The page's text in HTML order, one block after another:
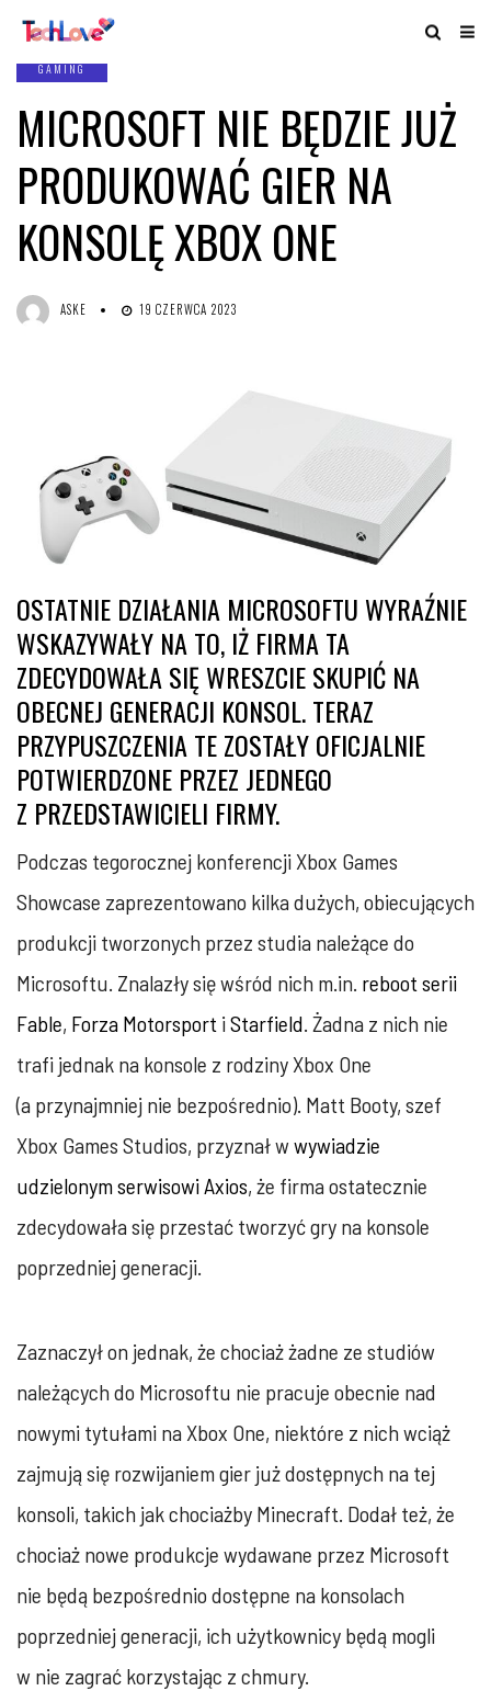
GAMING
MICROSOFT NIE BĘDZIE JUŻ
PRODUKOWAĆ GIER NA
KONSOLĘ XBOX ONE
ASKE 19 CZERWCA 2023
OSTATNIE DZIAŁANIA MICROSOFTU WYRAŹNIE
WSKAZYWAŁY NA TO, IŻ FIRMA TA
ZDECYDOWAŁA SIĘ WRESZCIE SKUPIĆ NA
OBECNEJ GENERACJI KONSOL. TERAZ
PRZYPUSZCZENIA TE ZOSTAŁY OFICJALNIE
POTWIERDZONE PRZEZ JEDNEGO
Z PRZEDSTAWICIELI FIRMY.
Podczas tegorocznej konferencji Xbox Games
Showcase zaprezentowano kilka dużych, obiecujących
produkcji tworzonych przez studia należące do
Microsoftu. Znalazły się wśród nich m.in. reboot serii
Fable, Forza Motorsport iStarfield. Żadna z nich nie
trafi jednak na konsole z rodziny Xbox One
(a przynajmniej nie bezpośrednio). Matt Booty, szef
Xbox Games Studios, przyznał w wywiadzie
udzielonym serwisowi Axios, że firma ostatecznie
zdecydowała się przestać tworzyć gry na konsole
poprzedniej generacji.
Zaznaczył on jednak, że chociaż żadne ze studiów
należących do Microsoftu nie pracuje obecnie nad
nowymi tytułami na Xbox One, niektóre z nich wciąż
zajmują się rozwijaniem gier już dostępnych na tej
konsoli, takich jak chociażby Minecraft. Dodał też, że
chociaż nowe produkcje wydawane przez Microsoft
nie będą bezpośrednio dostępne na konsolach
poprzedniej generacji, ich użytkownicy będą mogli
w nie zagrać korzystając z chmury.